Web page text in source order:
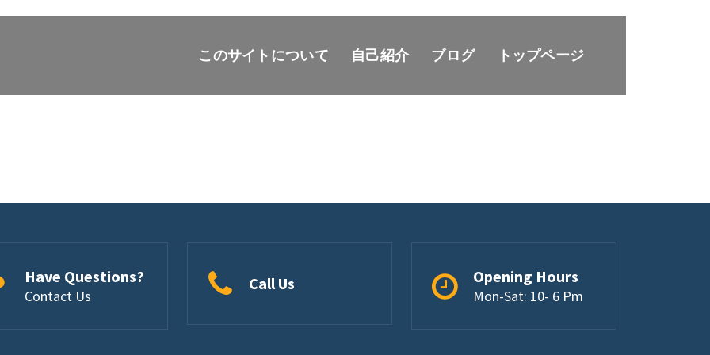
このサイトについて 自己紹介 ブログ トップページ
Have Questions?
Contact Us
Call Us Opening Hours
Mon-Sat: 10- 6 Pm